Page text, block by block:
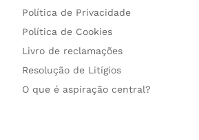
Política de Privacidade
Política de Cookies
Livro de reclamações
Resolução de Litígios
O que é aspiração central?